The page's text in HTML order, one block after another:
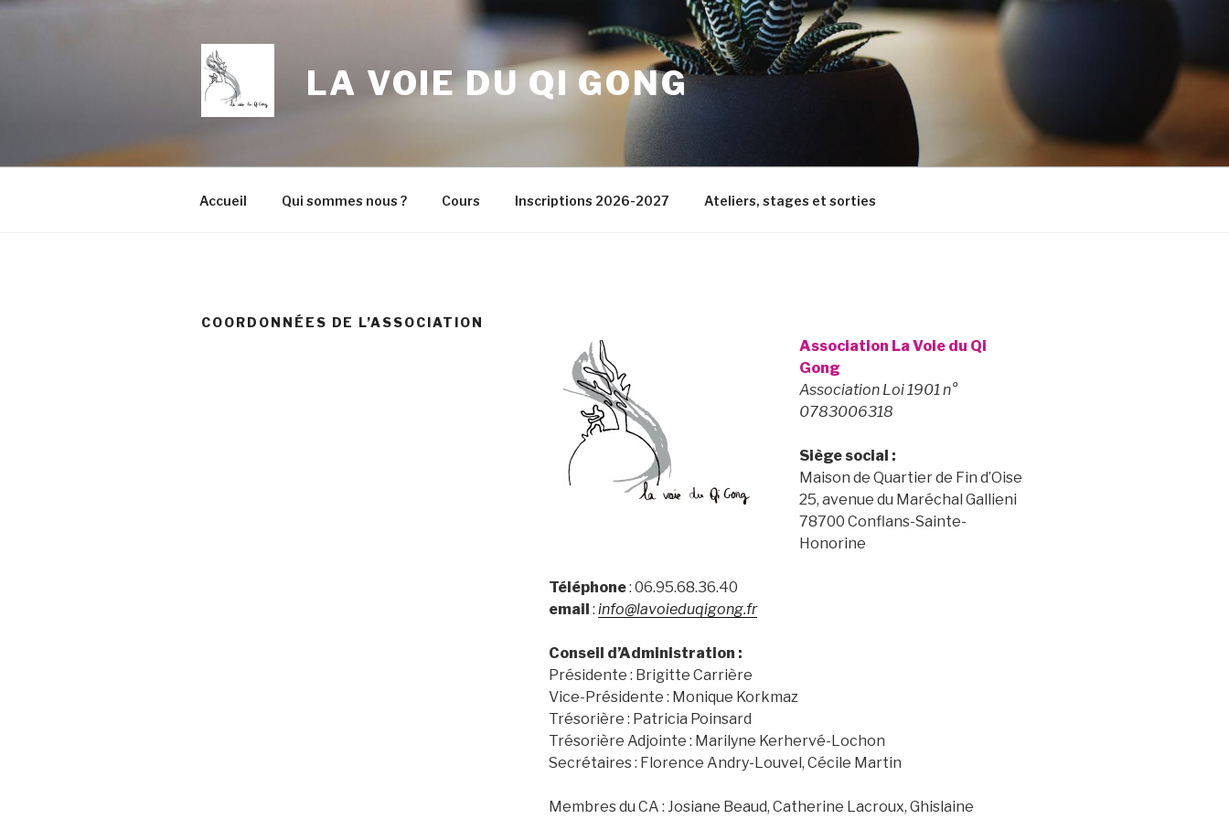
Aller
LA VOIE DU QI GONG
Accueil Qui sommes nous ? Cours Inscriptions 2026-2027 Ateliers, stages et sorties
COORDONNÉES DE L’ASSOCIATION
Association La Voie du Qi
Gong
Association Loi 1901 n°
0783006318
Siège social :
Maison de Quartier de Fin d’Oise
25, avenue du Maréchal Gallieni
78700 Conflans-Sainte-
Honorine
Téléphone: 06.95.68.36.40
email : info@lavoieduqigong.fr
Conseil d’Administration :
Présidente : Brigitte Carrière
Vice-Présidente : Monique Korkmaz
Trésorière : Patricia Poinsard
Trésorière Adjointe : Marilyne Kerhervé-Lochon
Secrétaires : Florence Andry-Louvel, Cécile Martin
Membres du CA : Josiane Beaud, Catherine Lacroux, Ghislaine